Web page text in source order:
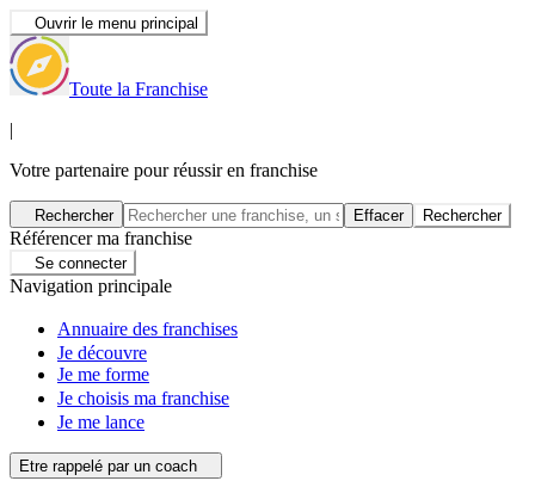
Ouvrir le menu principal
Toute la Franchise
|
Votre partenaire pour réussir en franchise
Rechercher Effacer Rechercher
Référencer ma franchise
Se connecter
Navigation principale
Annuaire des franchises
Je découvre
Je me forme
Je choisis ma franchise
Je me lance
Etre rappelé par un coach